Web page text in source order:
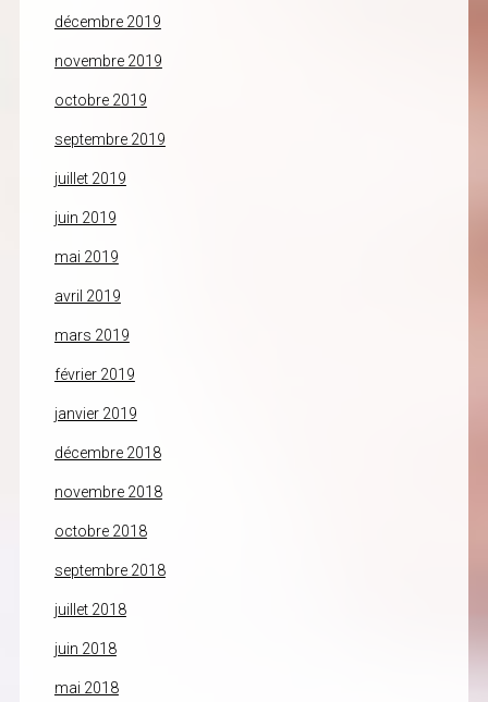
décembre 2019
novembre 2019
octobre 2019
septembre 2019
juillet 2019
juin 2019
mai 2019
avril 2019
mars 2019
février 2019
janvier 2019
décembre 2018
novembre 2018
octobre 2018
septembre 2018
juillet 2018
juin 2018
mai 2018